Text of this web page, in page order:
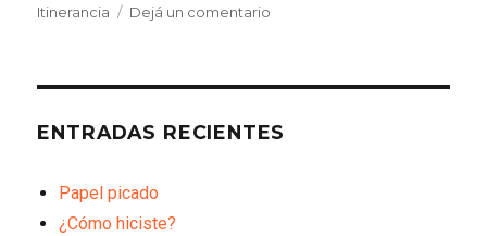
el
Itinerancia
Dejá un comentario
ENTRADAS RECIENTES
Papel picado
¿Cómo hiciste?